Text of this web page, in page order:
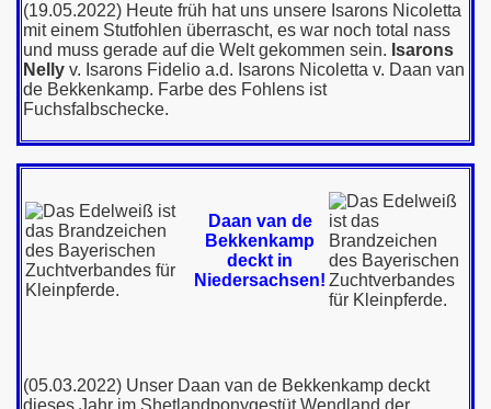
(19.05.2022) Heute früh hat uns unsere Isarons Nicoletta
mit einem Stutfohlen überrascht, es war noch total nass
und muss gerade auf die Welt gekommen sein. Isarons
Nelly v. Isarons Fidelio a.d. Isarons Nicoletta v. Daan van
de Bekkenkamp. Farbe des Fohlens ist
Fuchsfalbschecke.
Daan van de
Bekkenkamp
deckt in
Niedersachsen!
(05.03.2022) Unser Daan van de Bekkenkamp deckt
dieses Jahr im Shetlandponygestüt Wendland der